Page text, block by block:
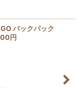
バックパック
円